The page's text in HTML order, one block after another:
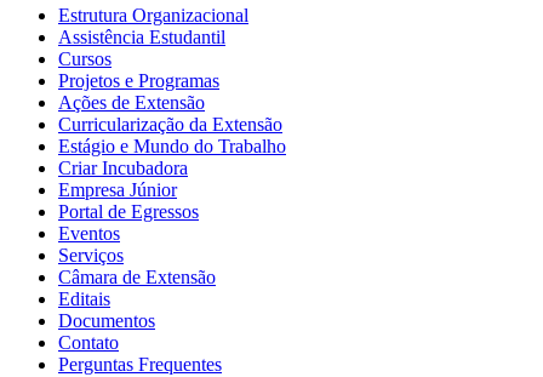
Estrutura Organizacional
Assistência Estudantil
Cursos
Projetos e Programas
Ações de Extensão
Curricularização da Extensão
Estágio e Mundo do Trabalho
Criar Incubadora
Empresa Júnior
Portal de Egressos
Eventos
Serviços
Câmara de Extensão
Editais
Documentos
Contato
Perguntas Frequentes